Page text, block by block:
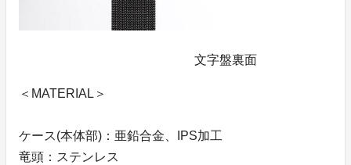
文字盤裏面
＜MATERIAL＞
ケース(本体部)：亜鉛合金、IPS加工
竜頭：ステンレス